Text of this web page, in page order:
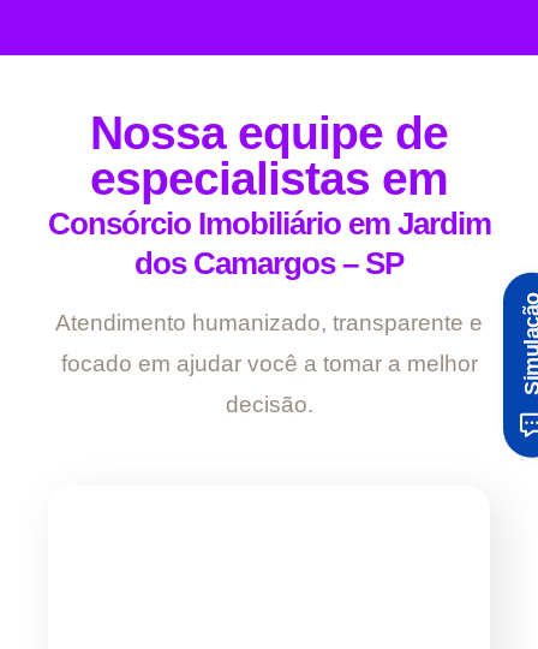
Nossa equipe de
especialistas em
Consórcio Imobiliário em Jardim
dos Camargos – SP
Atendimento humanizado, transparente e
focado em ajudar você a tomar a melhor
decisão.